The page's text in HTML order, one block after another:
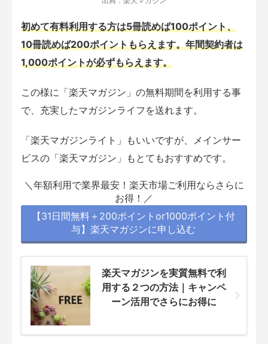
初めて有料利用する方は5冊読めば100ポイント、
10冊読めば200ポイントもらえます。年間契約者は
1,000ポイントが必ずもらえます。
この様に「楽天マガジン」の無料期間を利用する事
で、充実したマガジンライフを送れます。
「楽天マガジンライト」もいいですが、メインサー
ビスの「楽天マガジン」もとてもおすすめです。
＼年額利用で業界最安！楽天市場ご利用ならさらに
お得！／
【31日間無料＋200ポイントor1000ポイント付
与】楽天マガジンに申し込む
楽天マガジンを実質無料で利
用する２つの方法｜キャンペ
ーン活用でさらにお得に